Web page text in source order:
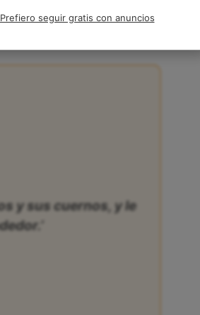
y sus cuernos, y le
seguir gratis con anuncios